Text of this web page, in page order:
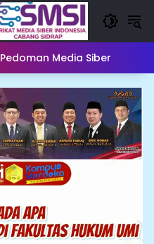
Pedoman Media Siber